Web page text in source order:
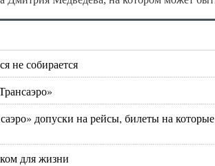
не собирается
допуски на рейсы, билеты на
для жизни